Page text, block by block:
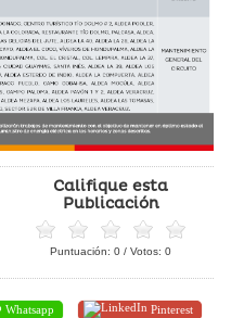
Califique esta
Publicación
Puntuación: 0 / Votos: 0
Whatsapp Pinterest